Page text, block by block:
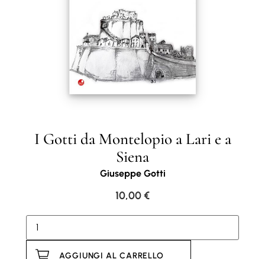
I Gotti da Montelopio a Lari e a
Siena
Giuseppe Gotti
10,00€
AGGIUNGI AL CARRELLO